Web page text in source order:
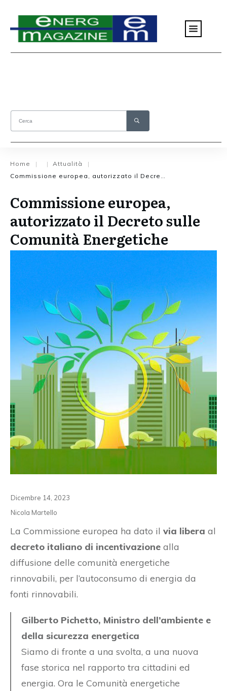
Home | | Attualità
|
Commissione europea,
autorizzato il Decreto sulle
Comunità Energetiche
Dicembre 14, 2023
Nicola Martello
La Commissione europea ha dato il via libera al
decreto italiano di incentivazione alla
diffusione delle comunità energetiche
rinnovabili, per l’autoconsumo di energia da
fonti rinnovabili.
Gilberto Pichetto, Ministro dell’ambiente e
della sicurezza energetica
Siamo di fronte a una svolta, a una nuova
fase storica nel rapporto tra cittadini ed
energia. Ora le Comunità energetiche